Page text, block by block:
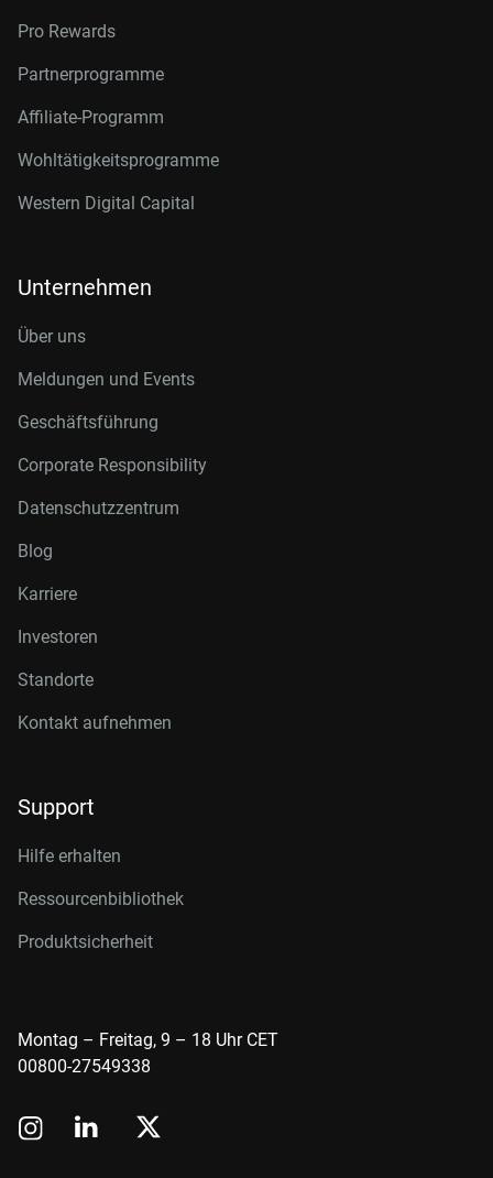
Pro Rewards
Partnerprogramme
Affiliate-Programm
Wohltätigkeitsprogramme
Western Digital Capital
Unternehmen
Über uns
Meldungen und Events
Geschäftsführung
Corporate Responsibility
Datenschutzzentrum
Blog
Karriere
Investoren
Standorte
Kontakt aufnehmen
Support
Hilfe erhalten
Ressourcenbibliothek
Produktsicherheit
Montag – Freitag, 9 – 18 Uhr CET
00800-27549338